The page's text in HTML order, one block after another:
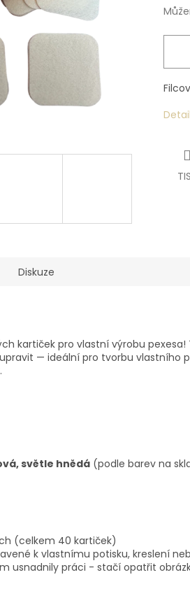
Diskuze
kartiček pro vlastní výrobu
— ideální pro tvorbu vlastního
světle hnědá (podle barev na
(celkem 40 kartiček)
k vlastnímu potisku, kreslení
usnadnily práci - stačí opatřit